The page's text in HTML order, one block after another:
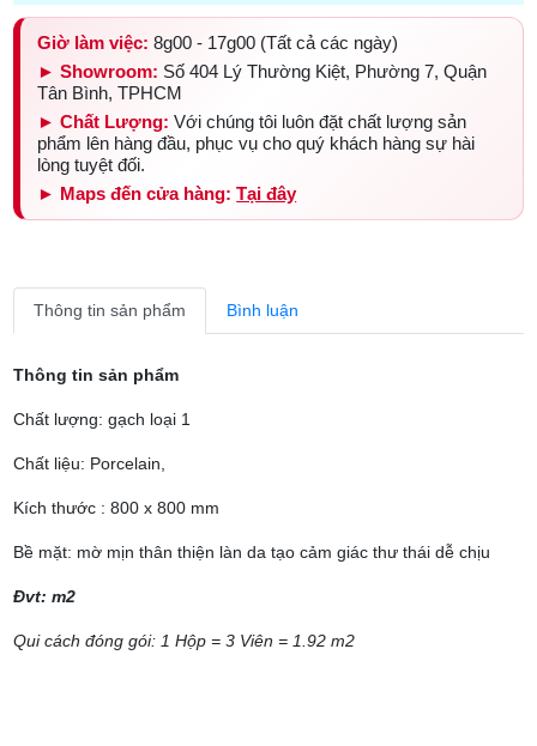
Giờ làm việc: 8g00 - 17g00 (Tất cả các ngày)
► Showroom: Số 404 Lý Thường Kiệt, Phường 7, Quận
Tân Bình, TPHCM
► Chất Lượng: Với chúng tôi luôn đặt chất lượng sản
phẩm lên hàng đầu, phục vụ cho quý khách hàng sự hài
lòng tuyệt đối.
► Maps đến cửa hàng: Tại đây
Thông tin sản phẩm Bình luận
Thông tin sản phẩm
Chất lượng: gạch loại 1
Chất liệu: Porcelain,
Kích thước : 800 x 800 mm
Bề mặt: mờ mịn thân thiện làn da tạo cảm giác thư thái dễ chịu
Đvt: m2
Qui cách đóng gói: 1 Hộp = 3 Viên = 1.92 m2